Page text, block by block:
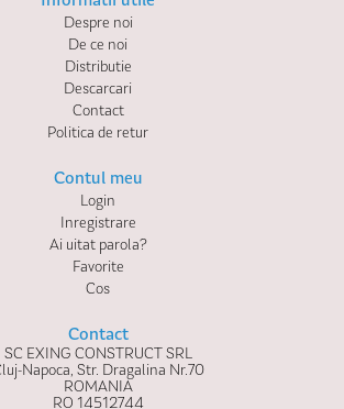
Despre noi
De ce noi
Distributie
Descarcari
Contact
Politica de retur
Contul meu
Login
Inregistrare
Ai uitat parola?
Favorite
Cos
Contact
SC EXING CONSTRUCT SRL
Napoca, Str. Dragalina Nr.70
ROMANIA
RO 14512744